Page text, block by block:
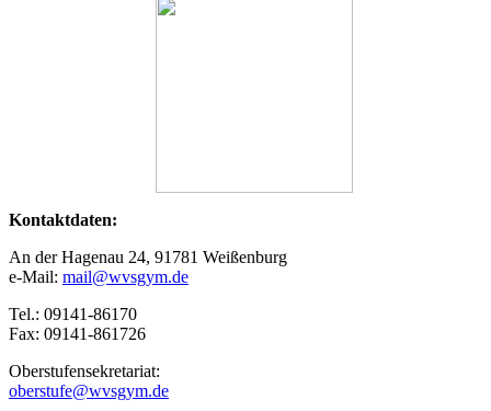
Kontaktdaten:
An der Hagenau 24, 91781 Weißenburg
e-Mail: mail@wvsgym.de
Tel.: 09141-86170
Fax: 09141-861726
Oberstufensekretariat:
oberstufe@wvsgym.de